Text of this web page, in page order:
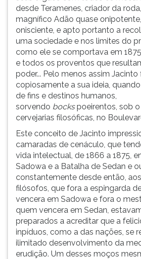
esquerda
continuar
pressione
(primeira
tecla
menu
principal
pressione
tecla
desde Teramenes, criador da
magnífico Adão quase
onisciente, e apto portanto a
uma sociedade e nos limites do
como ele se comportava em
e todos os proventos que
poder... Pelo menos assim
copiosamente a sua ideia,
de fins e destinos humanos,
sorvendo bockspoeirentos, sob
cervejarias filosóficas, no
Este conceito de Jacinto
camaradas de cenáculo, que
vida intelectual, de 1866 a 1875,
Sadowa e a Batalha de Sedan e
constantemente desde então,
filósofos, que fora a espingarda
vencera em Sadowa e fora o
quem vencera em Sedan,
preparados a acreditar que a
inpíduos, como a das nações, se
ilimitado desenvolvimento da
erudição. Um desses moços